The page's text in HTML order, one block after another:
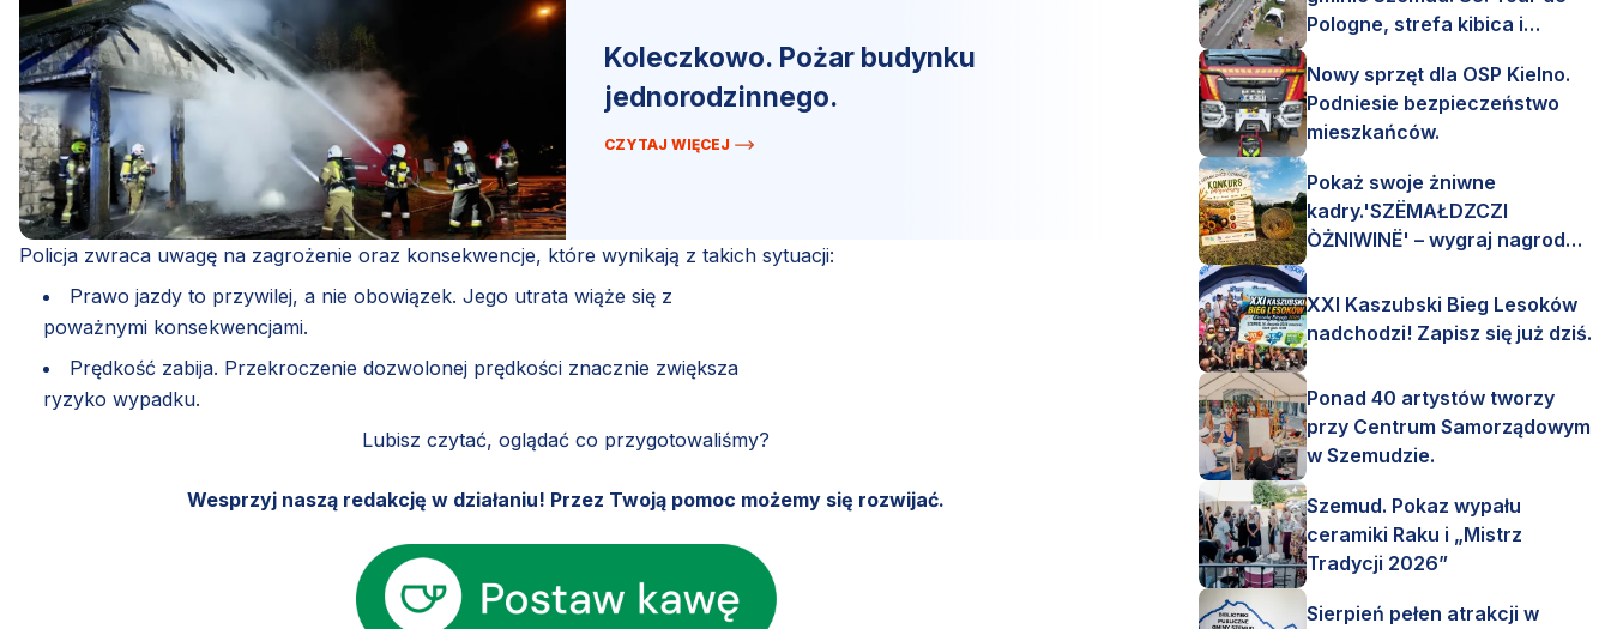
Koleczkowo. Pożar budynku
jednorodzinnego.
CZYTAJ WIĘCEJ
Policja zwraca uwagę na zagrożenie oraz konsekwencje, które wynikają z takich sytuacji:
Prawo jazdy to przywilej, a nie obowiązek. Jego utrata wiąże się z
poważnymi konsekwencjami.
Prędkość zabija. Przekroczenie dozwolonej prędkości znacznie zwiększa
ryzyko wypadku.
Lubisz czytać, oglądać co przygotowaliśmy?
Wesprzyj naszą redakcję w działaniu! Przez Twoją pomoc możemy się rozwijać.
Pologne, strefa kibica i
Nowy sprzęt dla OSP Kielno.
Podniesie bezpieczeństwo
mieszkańców.
Pokaż swoje żniwne
kadry.'SZËMAŁDZCZI
ÒŻNIWINË' – wygraj nagrody
XXI Kaszubski Bieg Lesoków
nadchodzi! Zapisz się już dziś.
Ponad 40 artystów tworzy
przy Centrum Samorządowym
w Szemudzie.
Szemud. Pokaz wypału
ceramiki Raku i „Mistrz
Tradycji 2026”
Sierpień pełen atrakcji w